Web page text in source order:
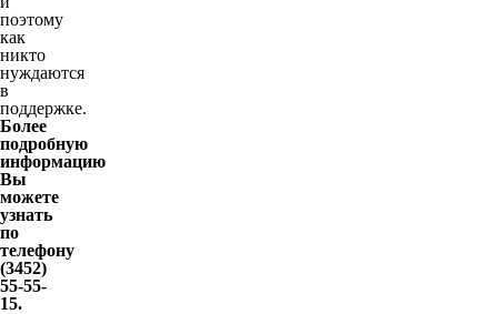
поэтому
как
никто
нуждаются
в
поддержке.
Более
подробную
информацию
Вы
можете
узнать
по
телефону
(3452)
55-55-
15.